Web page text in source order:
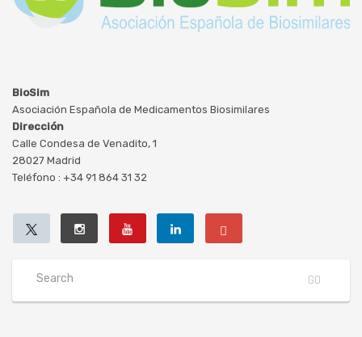
BioSim
Asociación Española de Medicamentos Biosimilares
Dirección
Calle Condesa de Venadito, 1
28027 Madrid
Teléfono : +34 91 864 31 32